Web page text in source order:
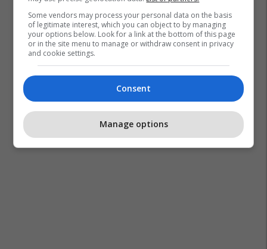
Some vendors may process your personal data on the basis
of legitimate interest, which you can object to by managing
your options below. Look for a link at the bottom of this page
or in the site menu to manage or withdraw consent in privacy
and cookie settings.
Consent
Manage options